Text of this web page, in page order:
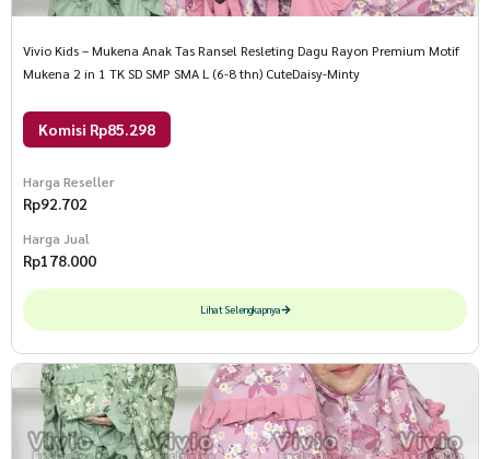
Vivio Kids – Mukena Anak Tas Ransel Resleting Dagu Rayon Premium Motif
Mukena 2 in 1 TK SD SMP SMA L (6-8 thn) CuteDaisy-Minty
Komisi Rp85.298
Harga Reseller
Rp92.702
Harga Jual
Rp178.000
Lihat Selengkapnya